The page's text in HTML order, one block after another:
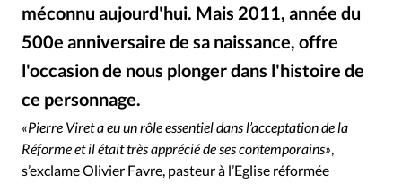
Édition: Internationale
Tous les articles
Actualité internationale
Chronique
Culture
Dossier
Eglises Foi Génération réveil
méconnu aujourd'hui. Mais 2011, année du
500e anniversaire de sa naissance, offre
l'occasion de nous plonger dans l'histoire de
ce personnage.
«Pierre Viret a eu un rôle essentiel dans l’acceptation de la
Réforme et il était très apprécié de ses contemporains»
s’exclame Olivier Favre, pasteur à l’Eglise réformée